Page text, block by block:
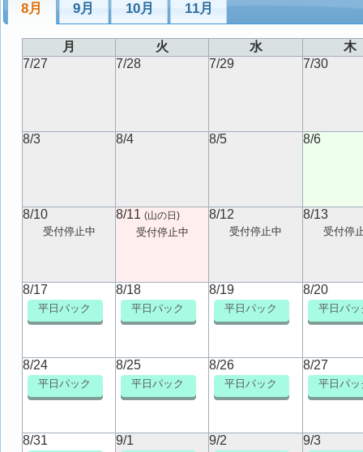
8月 9月 10月 11月
月 火 水
木
7/27
7/28 7/29 7/30
8/3 8/4 8/5 8/6
8/10
受付停止中
8/11(山の日)
受付停止中
8/12
受付停止中
8/13
受付停
8/17
平日パック
8/18
平日パック
8/19
平日パック
8/20
平日パッ
8/24
平日パック
8/25
平日パック
8/26
平日パック
8/27
平日パッ
8/31 9/1 9/2 9/3